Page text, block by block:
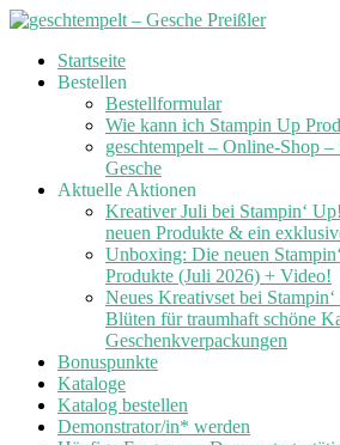
Skip
Startseite
Bestellen
Bestellformular
Wie kann ich Stampin Up
geschtempelt – Online-Shop –
Gesche
Aktuelle Aktionen
Kreativer Juli bei Stampin‘
neuen Produkte & ein
Unboxing: Die neuen
Produkte (Juli 2026) + Video!
Neues Kreativset bei
Blüten für traumhaft schöne
Geschenkverpackungen
Bonuspunkte
Kataloge
Katalog bestellen
Demonstrator/in* werden